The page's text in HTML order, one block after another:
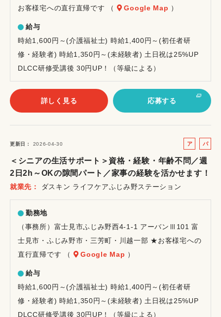
お客様宅への直行直帰です （ Google Map ）
給与
時給1,600円～(介護福祉士) 時給1,400円～(初任者研
修・経験者) 時給1,350円～(未経験者) 土日祝は25%UP
DLCC研修受講後 30円UP！（等級による）
詳しく見る 応募する
更新日 2026-04-30
ア
バ
イ
パ
ト
＜シニアの生活サポート＞資格・経験・年齢不問／週
2日2h～OKの隙間パート／家事の経験を活かせます！
就業先 ダスキン ライフケアふじみ野ステーション
勤務地
（事務所）富士見市ふじみ野西4-1-1 アーバンⅢ101 富
士見市・ふじみ野市・三芳町・川越一部 ★お客様宅への
直行直帰です （
Google Map ）
給与
時給1,600円～(介護福祉士) 時給1,400円～(初任者研
修・経験者) 時給1,350円～(未経験者) 土日祝は25%UP
DLCC研修受講後 30円UP！（等級による）